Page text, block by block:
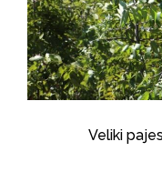
Veliki